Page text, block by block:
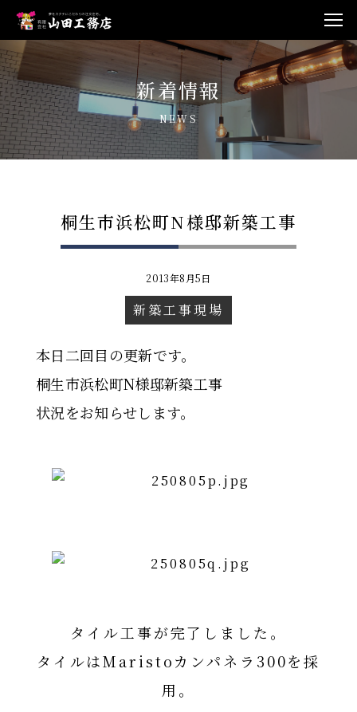
新着情報
NEWS
桐生市浜松町N様邸新築工事
2013年8月5日
新築工事現場
本日二回目の更新です。
桐生市浜松町N様邸新築工事
状況をお知らせします。
タイル工事が完了しました。
タイルはMaristoカンパネラ300を採
用。